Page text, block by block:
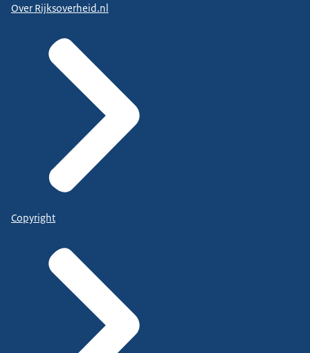
Over Rijksoverheid.nl
Copyright